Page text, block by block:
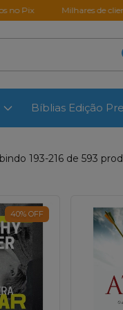
Milhares de clientes
Bíblias Edição
193-216 de 593
40% OFF